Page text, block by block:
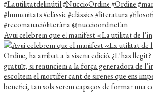
Avui celebrem que el manifest «La utilitat de l’in